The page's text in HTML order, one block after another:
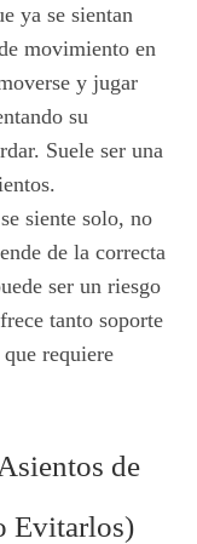
ya se sientan
movimiento en
y jugar
su
Suele ser una
siente solo, no
de la correcta
ser un riesgo
tanto soporte
requiere
de
Evitarlos)